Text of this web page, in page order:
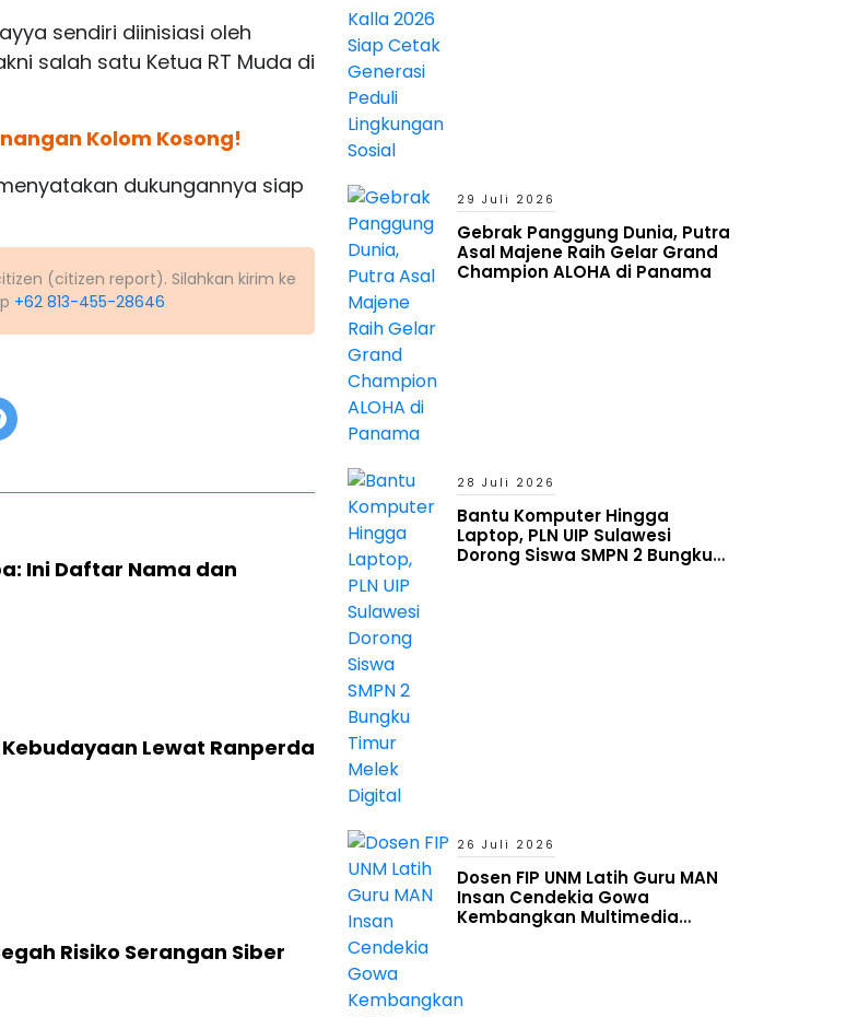
sendiri diinisiasi oleh
salah satu Ketua RT Muda di
Kolom Kosong!
dukungannya siap
(citizen report). Silahkan kirim ke
+62 813-455-28646
Ini Daftar Nama dan
Kebudayaan Lewat Ranperda
Risiko Serangan Siber
29 Juli 2026
Gebrak Panggung Dunia, Putra
Asal Majene Raih Gelar Grand
Champion ALOHA di Panama
28 Juli 2026
Bantu Komputer Hingga
Laptop, PLN UIP Sulawesi
Dorong Siswa SMPN 2 Bungku
26 Juli 2026
Dosen FIP UNM Latih Guru MAN
Insan Cendekia Gowa
Kembangkan Multimedia